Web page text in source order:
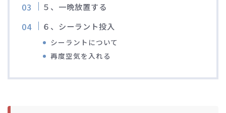
ブルべレポート2015
ブルべレポート2014
ブルべレポート2013
５、一晩放置する
６、シーラント投入
シーラントについて
再度空気を入れる